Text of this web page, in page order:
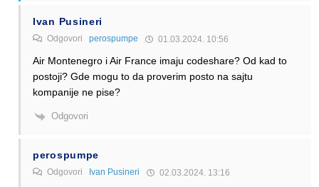
Ivan Pusineri
Odgovori perospumpe 01.03.2024. 10:56
Air Montenegro i Air France imaju codeshare? Od kad to
postoji? Gde mogu to da proverim posto na sajtu
kompanije ne pise?
Odgovori
perospumpe
Odgovori Ivan Pusineri 02.03.2024. 13:16